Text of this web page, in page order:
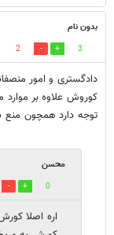
بدون نام
3
2
دادگستری و امور
کوروش علاوه بر موارد
توجه دارد همچون منع
محسن
0
اره اصلا